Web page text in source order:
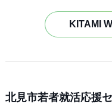
KITAMI
北見市若者就活応援